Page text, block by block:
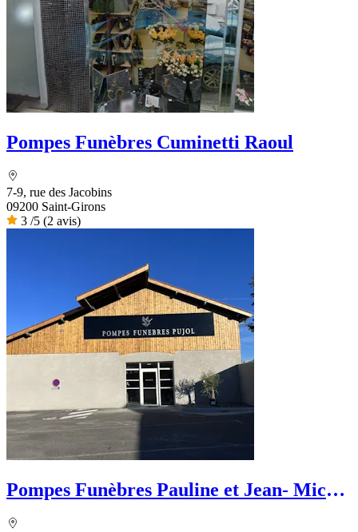
Pompes Funèbres Cuminetti Raoul
7-9, rue des Jacobins
09200 Saint-Girons
3 /5 (2 avis)
Pompes Funèbres Pauline et Jean- Michel